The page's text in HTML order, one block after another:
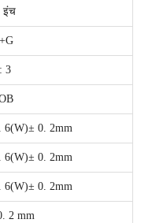
इंच
3
6(W)± 0. 2mm
6(W)± 0. 2mm
6(W)± 0. 2mm
2 mm